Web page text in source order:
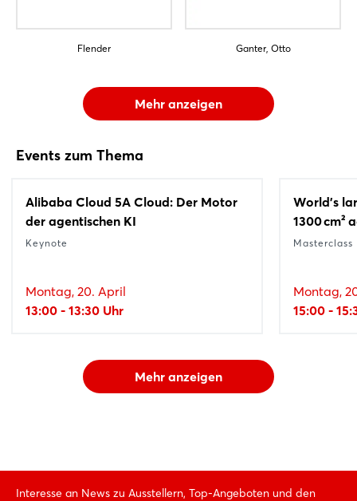
Flender Ganter, Otto
Mehr anzeigen
Events zum Thema
Alibaba Cloud 5A Cloud: Der Motor
der agentischen KI
Keynote
Montag, 20. April
13:00 - 13:30 Uhr
World’s
1300 cm²
Masterclass
Montag,
15:00 -
Mehr anzeigen
Interesse an News zu Ausstellern, Top-Angeboten und den